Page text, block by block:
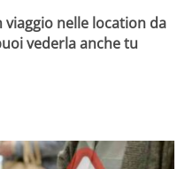
viaggio nelle location da
vederla anche tu